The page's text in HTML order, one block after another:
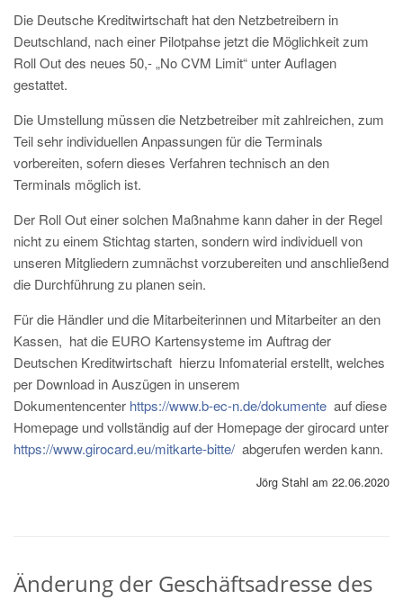
Die Deutsche Kreditwirtschaft hat den Netzbetreibern in
Deutschland, nach einer Pilotpahse jetzt die Möglichkeit zum
Roll Out des neues 50,- „No CVM Limit“ unter Auflagen
gestattet.
Die Umstellung müssen die Netzbetreiber mit zahlreichen, zum
Teil sehr individuellen Anpassungen für die Terminals
vorbereiten, sofern dieses Verfahren technisch an den
Terminals möglich ist.
Der Roll Out einer solchen Maßnahme kann daher in der Regel
nicht zu einem Stichtag starten, sondern wird individuell von
unseren Mitgliedern zumnächst vorzubereiten und anschließend
die Durchführung zu planen sein.
Für die Händler und die Mitarbeiterinnen und Mitarbeiter an den
Kassen, hat die EURO Kartensysteme im Auftrag der
Deutschen Kreditwirtschaft hierzu Infomaterial erstellt, welches
per Download in Auszügen in unserem
Dokumentencenter https://www.b-ec-n.de/dokumente auf diese
Homepage und vollständig auf der Homepage der girocard unter
https://www.girocard.eu/mitkarte-bitte/ abgerufen werden kann.
Jörg Stahl am 22.06.2020
Änderung der Geschäftsadresse des